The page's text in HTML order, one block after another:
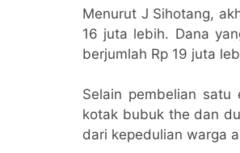
Menurut J Sihotang,
16 juta lebih. Dana
berjumlah Rp 19 juta
Selain pembelian satu
kotak bubuk the dan
dari kepedulian warga